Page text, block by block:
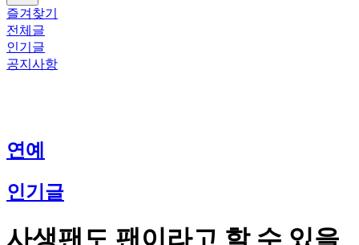
즐겨찾기
전체글
인기글
공지사항
연예
인기글
사생팬도 팬이라고 할 수 있을